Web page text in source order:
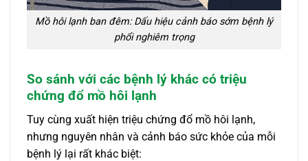
Mồ hôi lạnh ban đêm: Dấu hiệu cảnh báo sớm bệnh lý
phổi nghiêm trọng
So sánh với các bệnh lý khác có triệu
chứng đổ mồ hôi lạnh
Tuy cùng xuất hiện triệu chứng đổ mồ hôi lạnh,
nhưng nguyên nhân và cảnh báo sức khỏe của mỗi
bệnh lý lại rất khác biệt: